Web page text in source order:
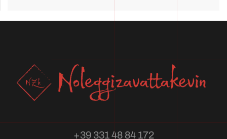
+39 331 48 84 172